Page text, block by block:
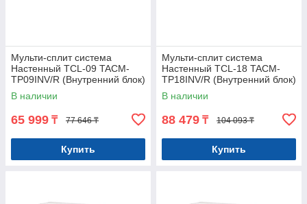
Мульти-сплит система
Настенный TCL-09 TACM-
TP09INV/R (Внутренний блок)
В наличии
65 999 ₸ 77 646 ₸
Купить
Мульти-сплит система
Настенный TCL-18 TACM-
TP18INV/R (Внутренний блок)
В наличии
88 479 ₸ 104 093 ₸
Купить